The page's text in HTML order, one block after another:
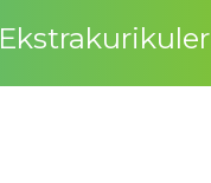
Ekstrakurikuler